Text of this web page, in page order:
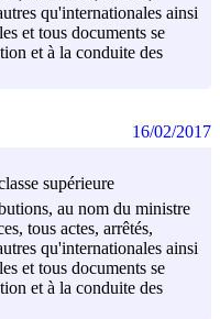
qu'internationales ainsi
et tous documents se
et à la conduite des
supérieure
au nom du ministre
tous actes, arrêtés,
qu'internationales ainsi
et tous documents se
et à la conduite des
16/02/2017